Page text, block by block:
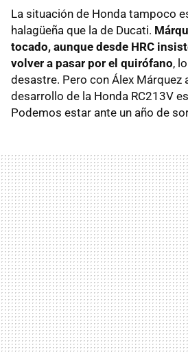
La situación de Honda tampoco
halagüeña que la de Ducati.
tocado, aunque desde HRC
volver a pasar por el quirófano,
desastre. Pero con Álex Márquez
desarrollo de la Honda RC213V
Podemos estar ante un año de